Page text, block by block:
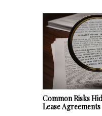
Common Risks
Lease Agreements